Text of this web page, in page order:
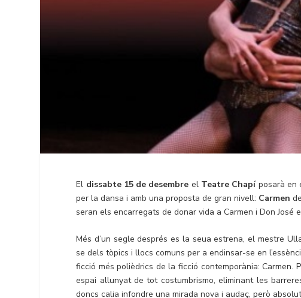
El dissabte 15 de desembre el Teatre Chapíposarà en
per la dansa i amb una proposta de gran nivell: Carmen
seran els encarregats de donar vida a Carmen i Don
Més d’un segle després es la seua estrena, el mestre
se dels tòpics i llocs comuns per a endinsar-se en
ficció més polièdrics de la ficció contemporània: Carmen.
espai allunyat de tot costumbrismo, eliminant les
doncs calia infondre una mirada nova i audaç, però